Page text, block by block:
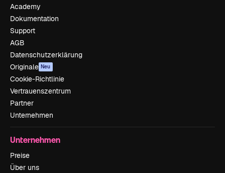
Academy
Dokumentation
Support
AGB
Datenschutzerklärung
Originale Neu
Cookie-Richtlinie
Vertrauenszentrum
Partner
Unternehmen
Unternehmen
Preise
Über uns